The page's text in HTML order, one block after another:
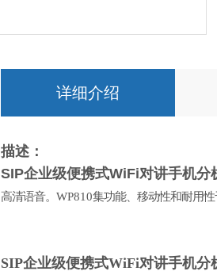
详细介绍
描述：
SIP企业级便携式WiFi对讲手机分
高清语音。 WP810集功能、移动性和耐用
SIP企业级便携式WiFi对讲手机分